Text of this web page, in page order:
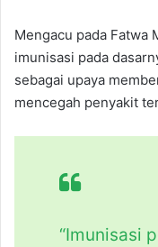
Mengacu pada Fatwa
imunisasi pada
sebagai upaya
mencegah penyakit
“Imunisasi